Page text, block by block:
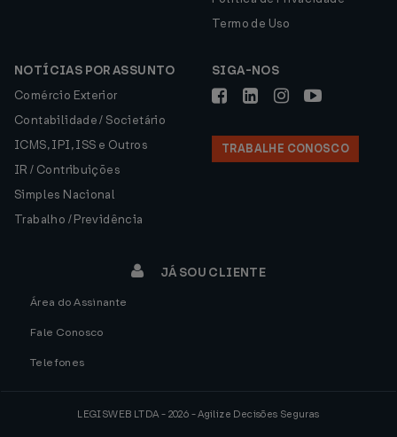
Termo de Uso
NOTÍCIAS POR ASSUNTO
Comércio Exterior
Contabilidade / Societário
ICMS, IPI, ISS e Outros
IR / Contribuições
Simples Nacional
Trabalho / Previdência
SIGA-NOS
TRABALHE CONOSCO
JÁ SOU CLIENTE
Área do Assinante
Fale Conosco
Telefones
LEGISWEB LTDA - 2026 - Agilize Decisões Seguras